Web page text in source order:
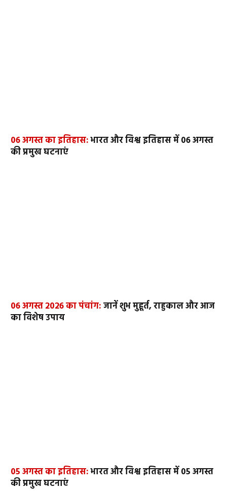
06 अगस्त का इतिहास:भारत और विश्व इतिहास में 06 अगस्त
की प्रमुख घटनाएं
06 अगस्त 2026 का पंचांग:जानें शुभ मुहूर्त, राहुकाल और आज
का विशेष उपाय
05 अगस्त का इतिहास:भारत और विश्व इतिहास में 05 अगस्त
की प्रमुख घटनाएं